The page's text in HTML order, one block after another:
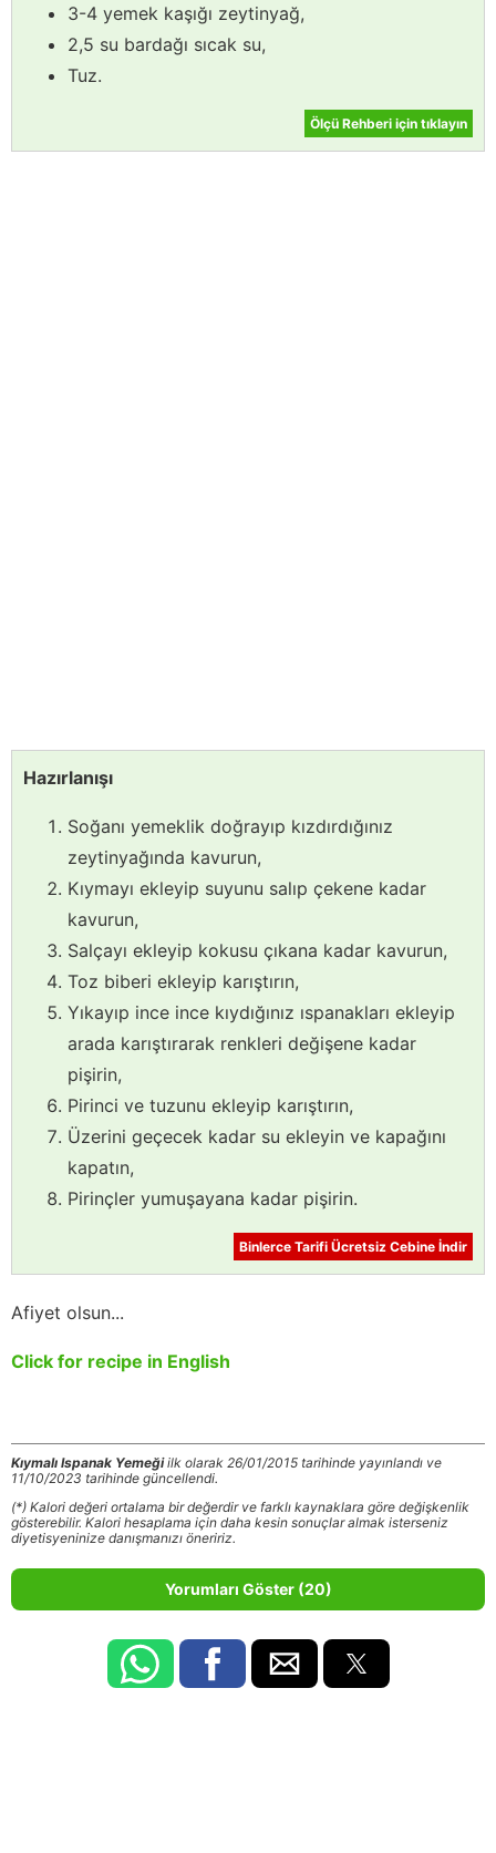
3-4 yemek kaşığı zeytinyağ,
2,5 su bardağı sıcak su,
Tuz.
Ölçü Rehberi için tıklayın
Hazırlanışı
Soğanı yemeklik doğrayıp kızdırdığınız
zeytinyağında kavurun,
Kıymayı ekleyip suyunu salıp çekene kadar
kavurun,
Salçayı ekleyip kokusu çıkana kadar kavurun,
Toz biberi ekleyip karıştırın,
Yıkayıp ince ince kıydığınız ıspanakları ekleyip
arada karıştırarak renkleri değişene kadar
pişirin,
Pirinci ve tuzunu ekleyip karıştırın,
Üzerini geçecek kadar su ekleyin ve kapağını
kapatın,
Pirinçler yumuşayana kadar pişirin.
Binlerce Tarifi Ücretsiz Cebine İndir
Afiyet olsun...
Click for recipe in English
Kıymalı Ispanak Yemeğiilk olarak 26/01/2015 tarihinde yayınlandı ve
11/10/2023 tarihinde güncellendi.
(*) Kalori değeri ortalama bir değerdir ve farklı kaynaklara göre değişkenlik
gösterebilir. Kalori hesaplama için daha kesin sonuçlar almak isterseniz
diyetisyeninize danışmanızı öneririz.
Yorumları Göster (20)